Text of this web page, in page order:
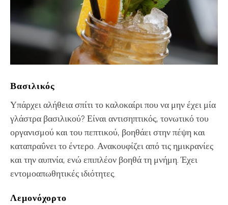
Βασιλικός
Υπάρχει αλήθεια σπίτι το καλοκαίρι που να μην έχει μία
γλάστρα βασιλικού? Είναι αντισηπτικός, τονωτικό του
οργανισμού και του πεπτικού, βοηθάει στην πέψη και
καταπραΰνει το έντερο. Ανακουφίζει από τις ημικρανίες
και την αυπνία, ενώ επιπλέον βοηθά τη μνήμη. Έχει
εντομοαπωθητικές ιδιότητες.
Λεμονόχορτο